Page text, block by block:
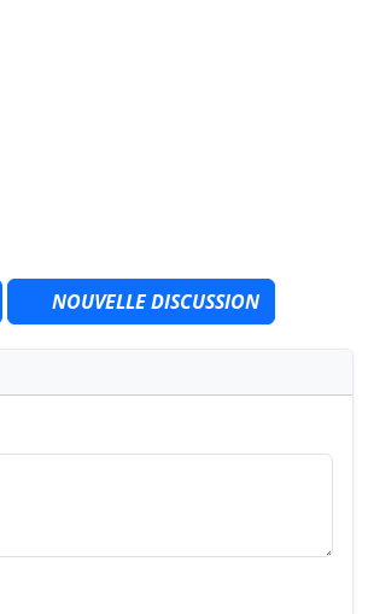
NOUVELLE DISCUSSION